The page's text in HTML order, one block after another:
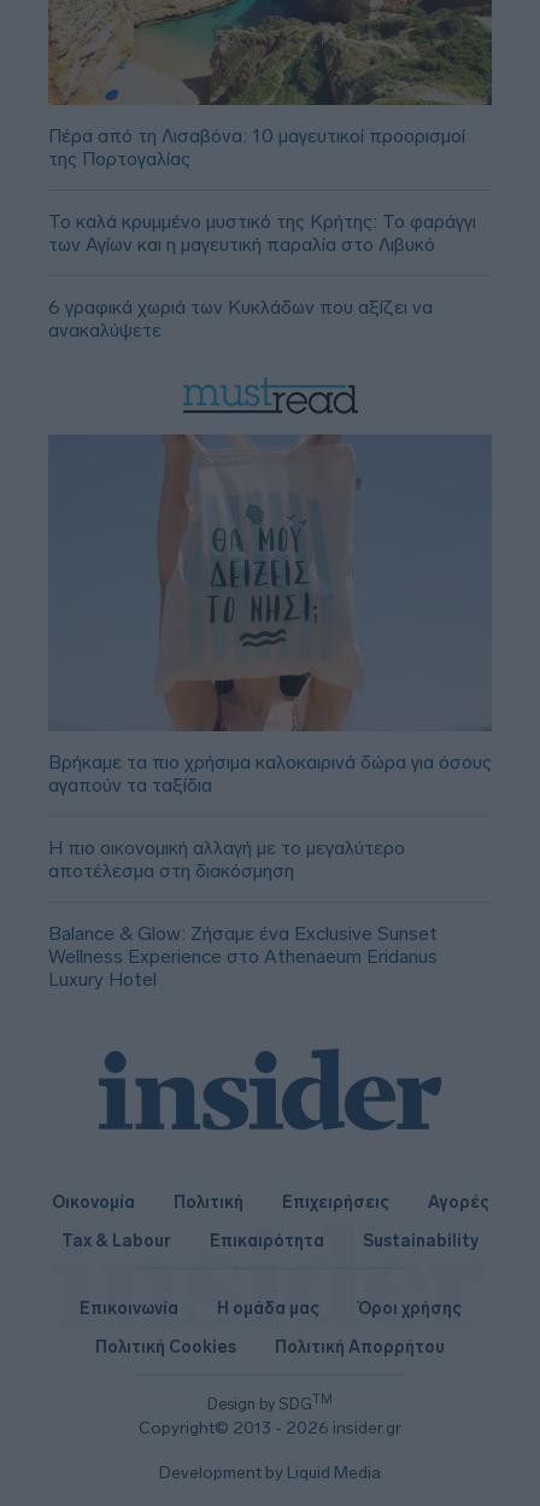
Πέρα από τη Λισαβόνα: 10 μαγευτικοί προορισμοί
της Πορτογαλίας
Το καλά κρυμμένο μυστικό της Κρήτης: Το φαράγγι
των Αγίων και η μαγευτική παραλία στο Λιβυκό
6 γραφικά χωριά των Κυκλάδων που αξίζει να
ανακαλύψετε
Βρήκαμε τα πιο χρήσιμα καλοκαιρινά δώρα για όσους
αγαπούν τα ταξίδια
Η πιο οικονομική αλλαγή με το μεγαλύτερο
αποτέλεσμα στη διακόσμηση
Balance & Glow: Ζήσαμε ένα Exclusive Sunset
Wellness Experience στο Athenaeum Eridanus
Luxury Hotel
Οικονομία Πολιτική Επιχειρήσεις
Αγορές
Tax & Labour
Επικαιρότητα Sustainability
Design by SDGTM
Copyright© 2013 - 2026 insider.gr
Επικοινωνία Η ομάδα μας
Όροι χρήσης
Πολιτική Cookies
Πολιτική Απορρήτου
Development by Liquid Media